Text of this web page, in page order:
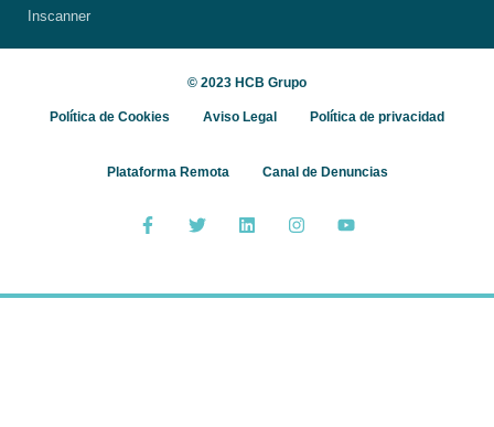
Inscanner
© 2023 HCB Grupo
Política de Cookies Aviso Legal Política de privacidad
Plataforma Remota Canal de Denuncias